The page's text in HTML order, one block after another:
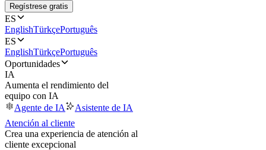
Regístrese gratis
ES
EnglishTürkçePortuguês
ES
EnglishTürkçePortuguês
Oportunidades
IA
Aumenta el rendimiento del
equipo con IA
Agente de IA
Asistente de IA
Atención al cliente
Crea una experiencia de atención al
cliente excepcional